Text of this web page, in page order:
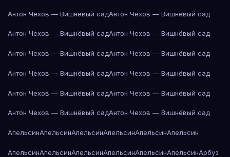
Антон Чехов — Вишнёвый садАнтон Чехов — Вишнёвый сад
Антон Чехов — Вишнёвый садАнтон Чехов — Вишнёвый сад
Антон Чехов — Вишнёвый садАнтон Чехов — Вишнёвый сад
Антон Чехов — Вишнёвый садАнтон Чехов — Вишнёвый сад
Антон Чехов — Вишнёвый садАнтон Чехов — Вишнёвый сад
Антон Чехов — Вишнёвый садАнтон Чехов — Вишнёвый сад
АпельсинАпельсинАпельсинАпельсинАпельсинАпельсин
АпельсинАпельсинАпельсинАпельсинАпельсинАпельсинАрбуз